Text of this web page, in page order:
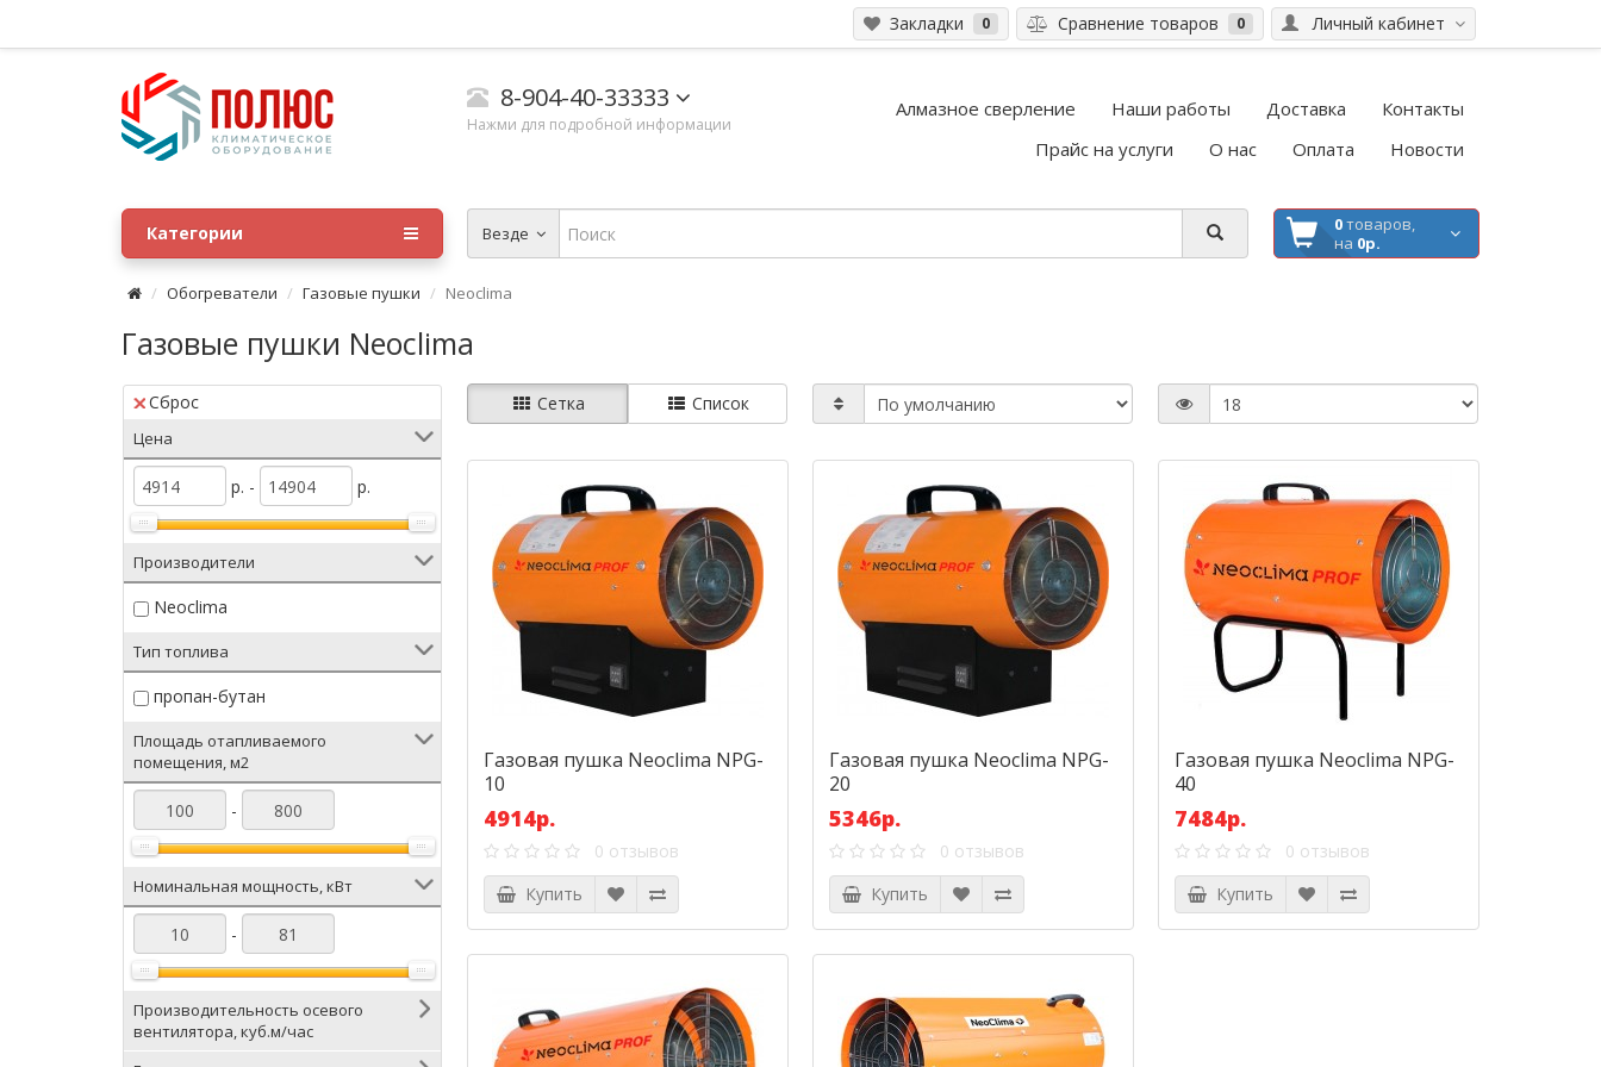
Личный кабинет
Закладки 0 Сравнение товаров 0
8-904-40-33333
Нажми для подробной информации
Алмазное сверление Наши работы Доставка
Контакты
Прайс на услуги
О нас Оплата Новости
Везде 0товаров,
на 0р.
Категории
Обогреватели Газовые пушки Neoclima
Газовые пушки Neoclima
Сброс
Цена
р. - р.
Производители
Neoclima
Тип топлива
пропан-бутан
Площадь отапливаемого
помещения, м2
-
Номинальная мощность, кВт
-
Производительность осевого
вентилятора, куб.м/час
Сетка Список
Газовая пушка Neoclima NPG-
10
4914р.
0 отзывов
Купить
Газовая пушка Neoclima NPG-
20
5346р.
0 отзывов
Купить
Газовая пушка Neoclima NPG-
40
7484р.
0 отзывов
Купить